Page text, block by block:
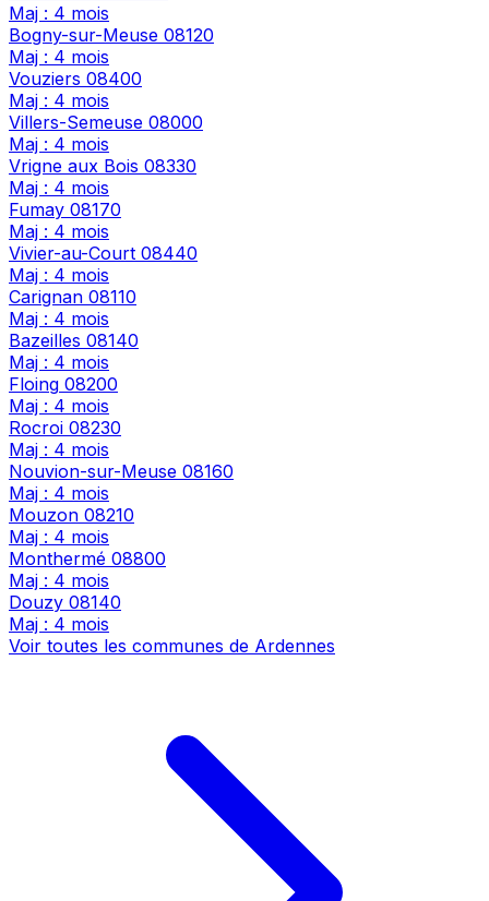
Maj : 4 mois
Bogny-sur-Meuse 08120
Maj : 4 mois
Vouziers 08400
Maj : 4 mois
Villers-Semeuse 08000
Maj : 4 mois
Vrigne aux Bois 08330
Maj : 4 mois
Fumay 08170
Maj : 4 mois
Vivier-au-Court 08440
Maj : 4 mois
Carignan 08110
Maj : 4 mois
Bazeilles 08140
Maj : 4 mois
Floing 08200
Maj : 4 mois
Rocroi 08230
Maj : 4 mois
Nouvion-sur-Meuse 08160
Maj : 4 mois
Mouzon 08210
Maj : 4 mois
Monthermé 08800
Maj : 4 mois
Douzy 08140
Maj : 4 mois
Voir toutes les communes de Ardennes